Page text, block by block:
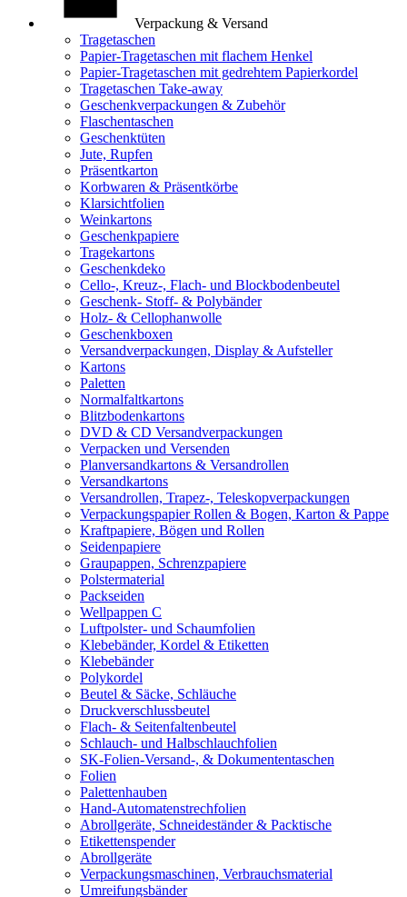
Verpackung & Versand
Tragetaschen
Papier-Tragetaschen mit flachem Henkel
Papier-Tragetaschen mit gedrehtem Papierkordel
Tragetaschen Take-away
Geschenkverpackungen & Zubehör
Flaschentaschen
Geschenktüten
Jute, Rupfen
Präsentkarton
Korbwaren & Präsentkörbe
Klarsichtfolien
Weinkartons
Geschenkpapiere
Tragekartons
Geschenkdeko
Cello-, Kreuz-, Flach- und Blockbodenbeutel
Geschenk- Stoff- & Polybänder
Holz- & Cellophanwolle
Geschenkboxen
Versandverpackungen, Display & Aufsteller
Kartons
Paletten
Normalfaltkartons
Blitzbodenkartons
DVD & CD Versandverpackungen
Verpacken und Versenden
Planversandkartons & Versandrollen
Versandkartons
Versandrollen, Trapez-, Teleskopverpackungen
Verpackungspapier Rollen & Bogen, Karton & Pappe
Kraftpapiere, Bögen und Rollen
Seidenpapiere
Graupappen, Schrenzpapiere
Polstermaterial
Packseiden
Wellpappen C
Luftpolster- und Schaumfolien
Klebebänder, Kordel & Etiketten
Klebebänder
Polykordel
Beutel & Säcke, Schläuche
Druckverschlussbeutel
Flach- & Seitenfaltenbeutel
Schlauch- und Halbschlauchfolien
SK-Folien-Versand-, & Dokumententaschen
Folien
Palettenhauben
Hand-Automatenstrechfolien
Abrollgeräte, Schneideständer & Packtische
Etikettenspender
Abrollgeräte
Verpackungsmaschinen, Verbrauchsmaterial
Umreifungsbänder